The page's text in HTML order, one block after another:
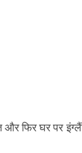
और फिर घर पर